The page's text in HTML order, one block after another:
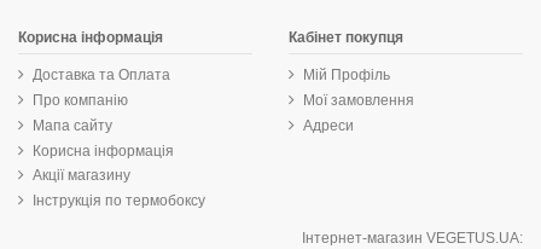
Корисна інформація
Доставка та Оплата
Про компанію
Мапа сайту
Корисна інформація
Акції магазину
Інструкція по термобоксу
Кабінет покупця
Мій Профіль
Мої замовлення
Адреси
Інтернет-магазин VEGETUS.UA: